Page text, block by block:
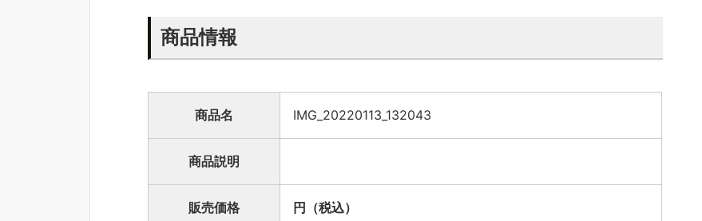
商品情報
商品名 IMG_20220113_132043
商品説明
販売価格 円（税込）